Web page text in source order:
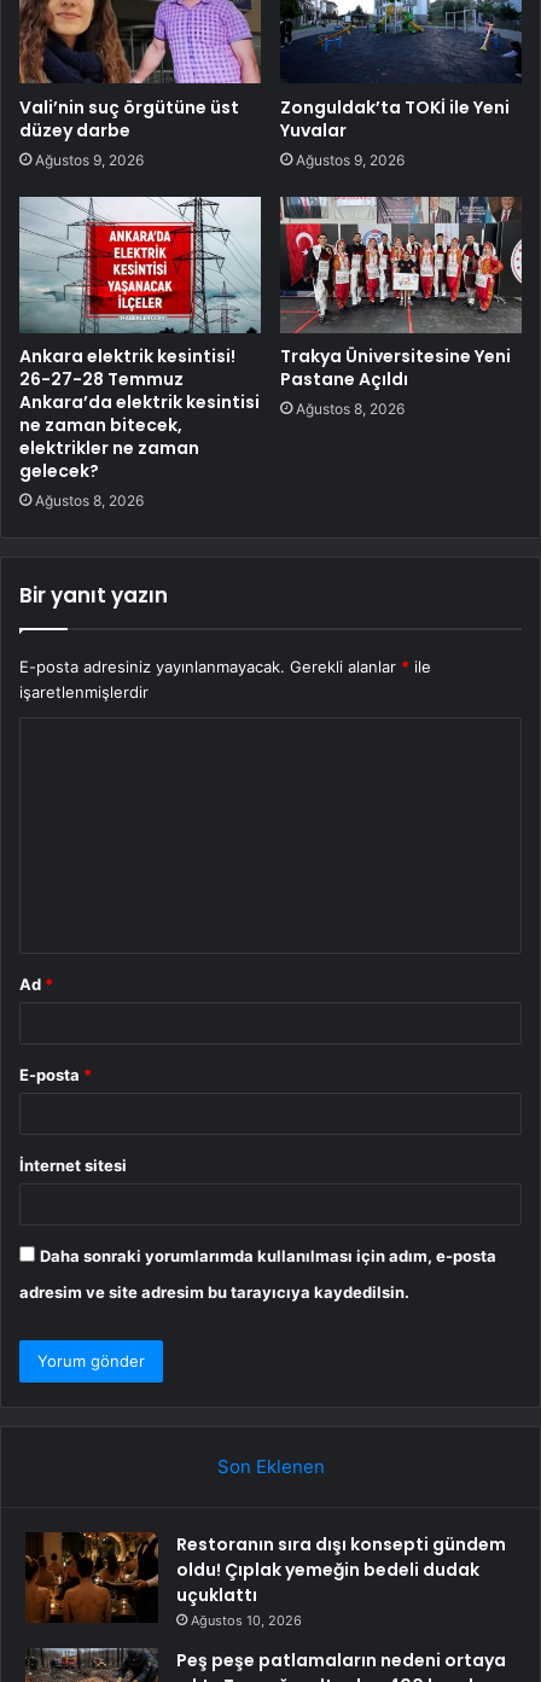
Vali’nin suç örgütüne üst
düzey darbe
Ağustos 9, 2026
Zonguldak’ta TOKİ ile Yeni
Yuvalar
Ağustos 9, 2026
Ankara elektrik kesintisi!
26-27-28 Temmuz
Ankara’da elektrik kesintisi
ne zaman bitecek,
elektrikler ne zaman
gelecek?
Ağustos 8, 2026
Trakya Üniversitesine Yeni
Pastane Açıldı
Ağustos 8, 2026
Bir yanıt yazın
E-posta adresiniz yayınlanmayacak. Gerekli alanlar * ile
işaretlenmişlerdir
Ad *
E-posta *
İnternet sitesi
Daha sonraki yorumlarımda kullanılması için adım, e-posta
adresim ve site adresim bu tarayıcıya kaydedilsin.
Son Eklenen
Restoranın sıra dışı konsepti gündem
oldu! Çıplak yemeğin bedeli dudak
uçuklattı
Ağustos 10, 2026
Peş peşe patlamaların nedeni ortaya